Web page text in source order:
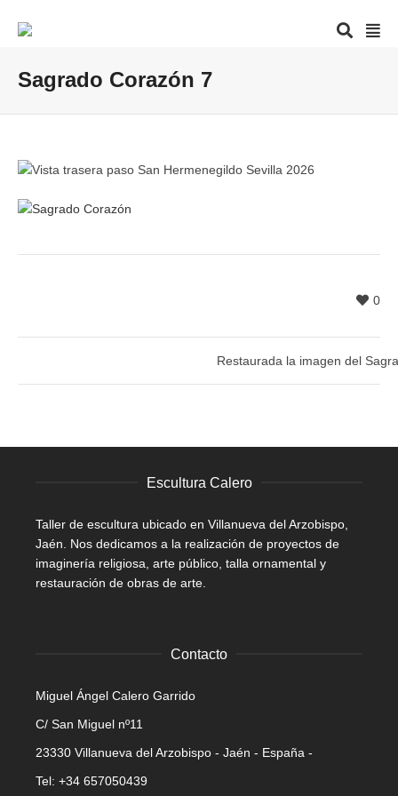
Sagrado Corazón 7
0
Restaurada la imagen del
Escultura Calero
Taller de escultura ubicado en Villanueva del Arzobispo,
Jaén. Nos dedicamos a la realización de proyectos de
imaginería religiosa, arte público, talla ornamental y
restauración de obras de arte.
Contacto
Miguel Ángel Calero Garrido
C/ San Miguel nº11
23330 Villanueva del Arzobispo - Jaén - España -
Tel: +34 657050439